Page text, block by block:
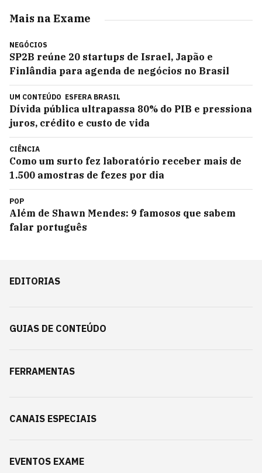
Mais na Exame
NEGÓCIOS
SP2B reúne 20 startups de Israel, Japão e
Finlândia para agenda de negócios no Brasil
UM CONTEÚDO ESFERA BRASIL
Dívida pública ultrapassa 80% do PIB e pressiona
juros, crédito e custo de vida
CIÊNCIA
Como um surto fez laboratório receber mais de
1.500 amostras de fezes por dia
POP
Além de Shawn Mendes: 9 famosos que sabem
falar português
EDITORIAS
GUIAS DE CONTEÚDO
FERRAMENTAS
CANAIS ESPECIAIS
EVENTOS EXAME